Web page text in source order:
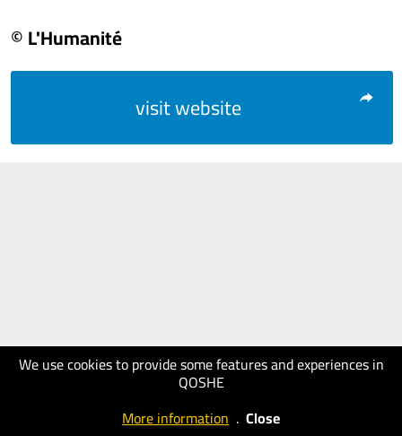
We use cookies to provide some features and experiences in
QOSHE
More information . Close
© L'Humanité
visit website